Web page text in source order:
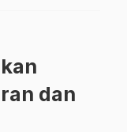
dan